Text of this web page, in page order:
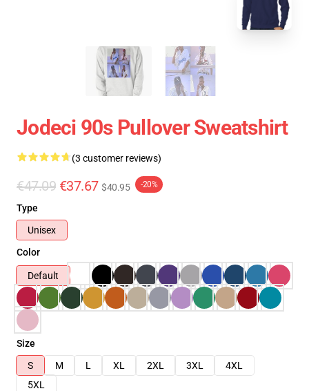
Jodeci 90s Pullover Sweatshirt
(3 customer reviews)
€47.09 €37.67 $40.95 -20%
Type
Unisex
Color
Default
Size
S
M L XL 2XL 3XL
4XL
5XL